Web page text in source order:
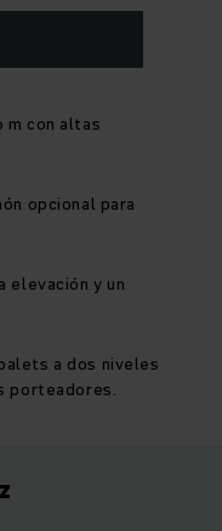
m con altas
opcional para
elevación y un
a dos niveles
porteadores.